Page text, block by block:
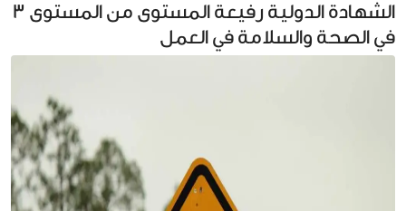
الشهادة الدولية رفيعة المستوى من المستوى 3
في الصحة والسلامة في العمل